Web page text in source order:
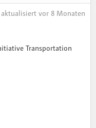
aktualisiert vor 8 Monaten
Transportation